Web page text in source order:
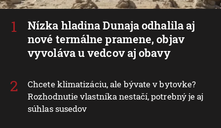
Nízka hladina Dunaja odhalila aj
nové termálne pramene, objav
vyvoláva u vedcov aj obavy
Chcete klimatizáciu, ale bývate v bytovke?
Rozhodnutie vlastníka nestačí, potrebný je aj
súhlas susedov